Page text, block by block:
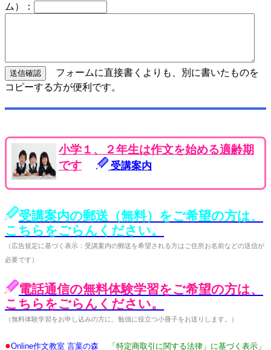
ム）：
フォームに直接書くよりも、別に書いたものを
コピーする方が便利です。
小学１、２年生は作文を始める適齢期
です
受講案内
受講案内の郵送（無料）をご希望の方は、
こちらをごらんください。
（広告規定に基づく表示：受講案内の郵送を希望される方はご住所お名前などの送信が
必要です）
電話通信の無料体験学習をご希望の方は、
こちらをごらんください。
（無料体験学習をお申し込みの方に、勉強に役立つ小冊子をお送りします。）
●Online作文教室 言葉の森 「特定商取引に関する法律」に基づく表示」